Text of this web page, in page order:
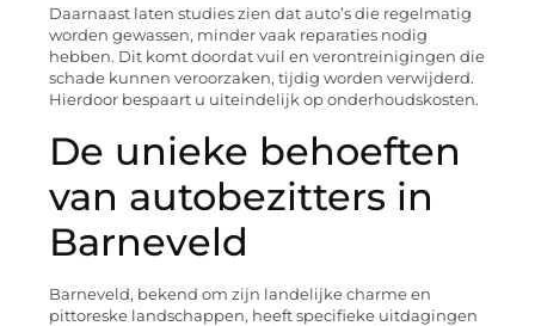
Daarnaast laten studies zien dat auto’s die regelmatig
worden gewassen, minder vaak reparaties nodig
hebben. Dit komt doordat vuil en verontreinigingen die
schade kunnen veroorzaken, tijdig worden verwijderd.
Hierdoor bespaart u uiteindelijk op onderhoudskosten.
De unieke behoeften
van autobezitters in
Barneveld
Barneveld, bekend om zijn landelijke charme en
pittoreske landschappen, heeft specifieke uitdagingen